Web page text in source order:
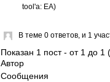
tool'а: ЕА)
В теме 0 ответов, и 1
Показан 1 пост - от 1 до 1
Автор
Сообщения